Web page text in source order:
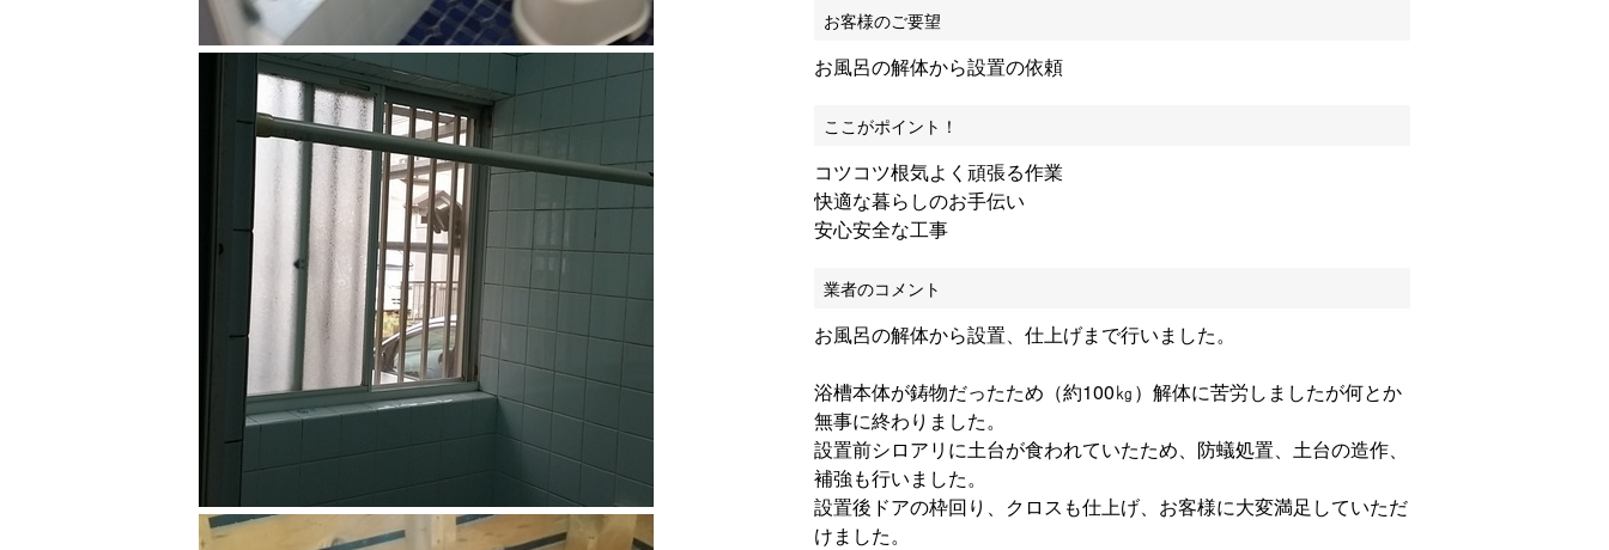
お客様のご要望
お風呂の解体から設置の依頼
ここがポイント！
コツコツ根気よく頑張る作業
快適な暮らしのお手伝い
安心安全な工事
業者のコメント
お風呂の解体から設置、仕上げまで行いました。
浴槽本体が鋳物だったため（約100㎏）解体に苦労しましたが何とか
無事に終わりました。
設置前シロアリに土台が食われていたため、防蟻処置、土台の造作、
補強も行いました。
設置後ドアの枠回り、クロスも仕上げ、お客様に大変満足していただ
けました。